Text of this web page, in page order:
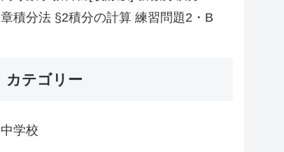
章積分法 §2積分の計算 練習問題2・B
カテゴリー
中学校